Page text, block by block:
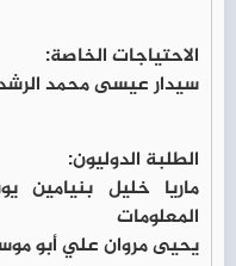
الاحتياجات الخاصة:
سيدار عيسى محمد
الطلبة الدوليون:
ماريا خليل
المعلومات
يحيى مروان علي أبو